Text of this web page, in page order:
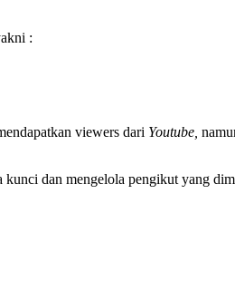
:
viewers dari Youtube,
kunci dan mengelola pengikut yang